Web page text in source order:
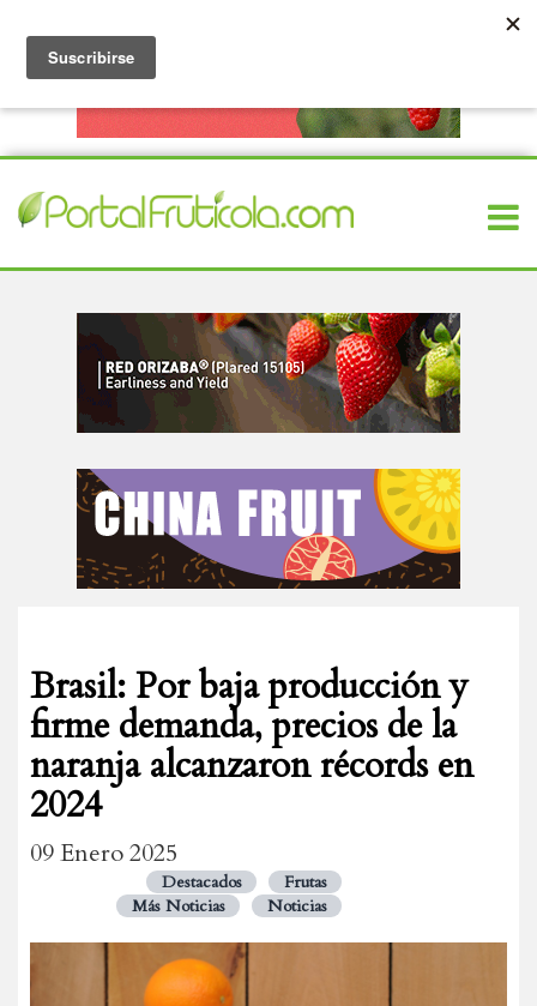
Brasil: Por baja producción y
firme demanda, precios de la
naranja alcanzaron récords en
2024
09 Enero 2025
Destacados
Frutas
Más Noticias
Noticias